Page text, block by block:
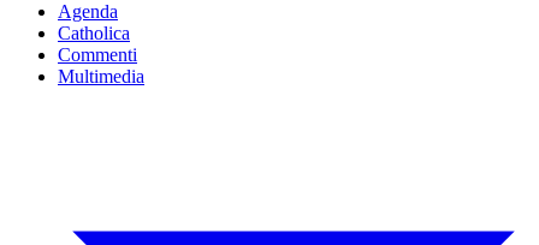
Agenda
Catholica
Commenti
Multimedia